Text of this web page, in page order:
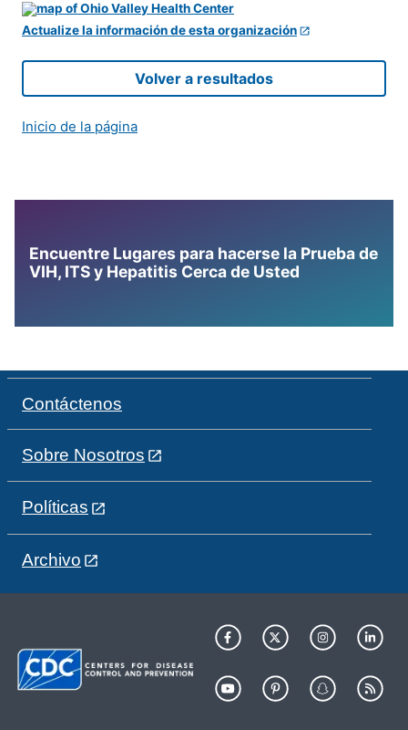
Actualize la información de esta organización
Volver a resultados
Inicio de la página
Encuentre Lugares para hacerse la Prueba de
VIH, ITS y Hepatitis Cerca de Usted
Contáctenos
Sobre Nosotros
Políticas
Archivo